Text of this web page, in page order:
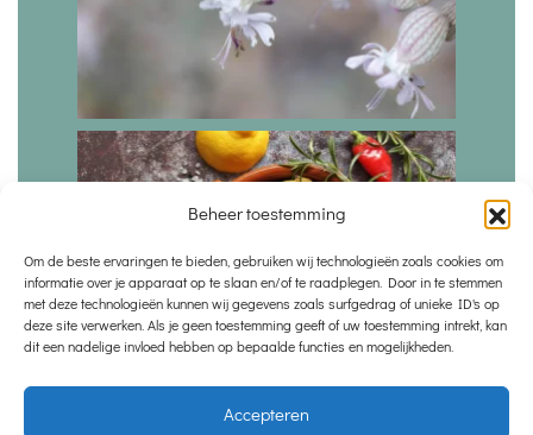
Beheer toestemming
Om de beste ervaringen te bieden, gebruiken wij technologieën zoals cookies om
informatie over je apparaat op te slaan en/of te raadplegen. Door in te stemmen
met deze technologieën kunnen wij gegevens zoals surfgedrag of unieke ID's op
deze site verwerken. Als je geen toestemming geeft of uw toestemming intrekt, kan
dit een nadelige invloed hebben op bepaalde functies en mogelijkheden.
Accepteren